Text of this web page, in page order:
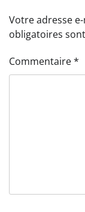
Votre adresse
obligatoires
Commentaire*